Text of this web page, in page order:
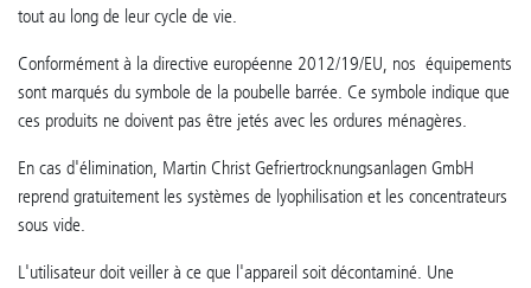
tout au long de leur cycle de vie.
Conformément à la directive européenne 2012/19/EU, nos équipements
sont marqués du symbole de la poubelle barrée. Ce symbole indique que
ces produits ne doivent pas être jetés avec les ordures ménagères.
En cas d'élimination, Martin Christ Gefriertrocknungsanlagen GmbH
reprend gratuitement les systèmes de lyophilisation et les concentrateurs
sous vide.
L'utilisateur doit veiller à ce que l'appareil soit décontaminé. Une